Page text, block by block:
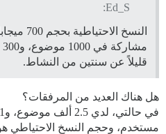
Ed_S:
قليلاً عن سنتين من النشاط.
هل هناك العديد من المرفقات؟